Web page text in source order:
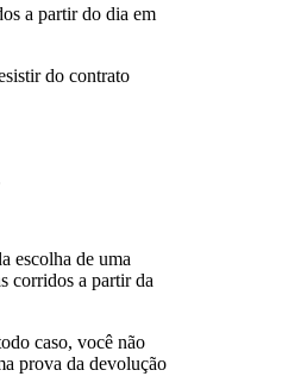
a partir do dia em
do contrato
escolha de uma
corridos a partir da
caso, você não
prova da devolução